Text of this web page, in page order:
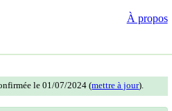
À propos
le 01/07/2024 (mettre à jour).